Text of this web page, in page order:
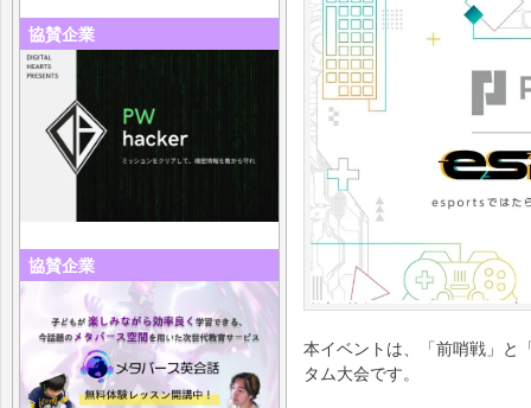
協賛企業
協賛企業
本イベントは、「前哨戦」と
タム大会です。